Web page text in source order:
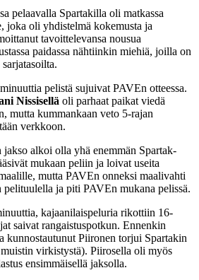
pelaavalla Spartakilla oli matkassa
joka oli yhdistelmä kokemusta ja
tavoittelevansa nousua
paidassa nähtiinkin miehiä, joilla on
pelistä sujuivat PAVEn otteessa.
Nissisellä oli parhaat paikat viedä
mutta kummankaan veto 5-rajan
verkkoon.
jakso alkoi olla yhä enemmän Spartak-
mukaan peliin ja loivat useita
mutta PAVEn onneksi maalivahti
pelituulella ja piti PAVEn mukana pelissä.
kajaanilaispeluria rikottiin 16-
saivat rangaistuspotkun. Ennenkin
kunnostautunut Piironen torjui Spartakin
muistin virkistystä). Piirosella oli myös
ensimmäisellä jaksolla.